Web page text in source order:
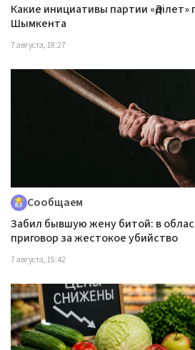
Какие инициативы партии
Шымкента
7 августа, 18:27
Сообщаем
Забил бывшую жену битой: в
приговор за жестокое убийство
7 августа, 15:42